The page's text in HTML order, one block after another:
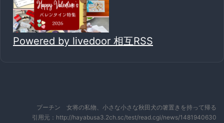
Powered by livedoor 相互RSS
プーチン 女将の私物、小さな小さな秋田犬の箸置きを持って帰る
引用元：http://hayabusa3.2ch.sc/test/read.cgi/news/1481940630